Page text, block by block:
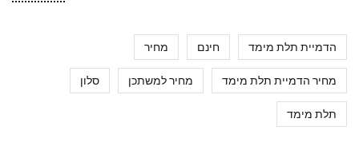
הדמיית תלת מימד חינם
מחיר
מחיר הדמיית תלת מימד
מחיר למשתכן
סלון
תלת מימד